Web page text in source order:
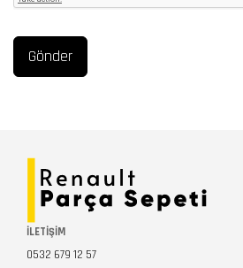
İLETİŞİM
0532 679 12 57